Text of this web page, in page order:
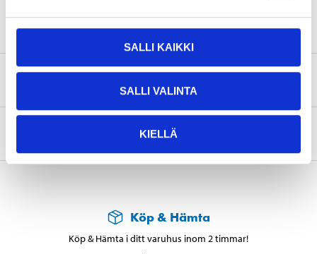
SALLI KAIKKI
SALLI VALINTA
KIELLÄ
Säkerhetsinformation och övriga dokument
Köp & Hämta
Köp & Hämta i ditt varuhus inom 2 timmar!